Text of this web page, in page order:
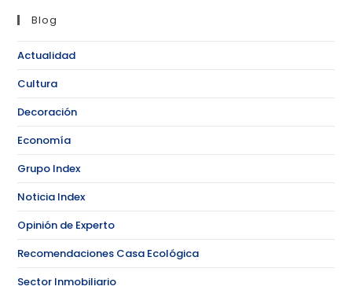
Blog
Actualidad
Cultura
Decoración
Economía
Grupo Index
Noticia Index
Opinión de Experto
Recomendaciones Casa Ecológica
Sector Inmobiliario